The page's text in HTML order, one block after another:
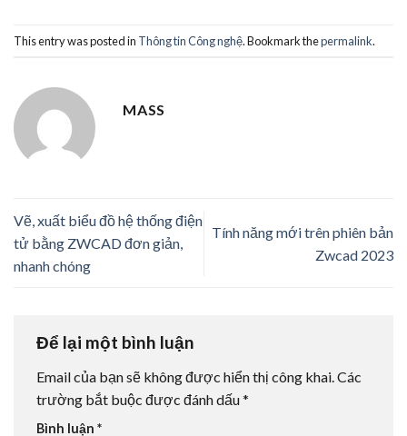
This entry was posted in Thông tin Công nghệ. Bookmark thepermalink.
MASS
Vẽ, xuất biểu đồ hệ thống điện
tử bằng ZWCAD đơn giản,
nhanh chóng
Tính năng mới trên phiên bản
Zwcad 2023
Để lại một bình luận
Email của bạn sẽ không được hiển thị công khai.Các
trường bắt buộc được đánh dấu*
Bình luận *